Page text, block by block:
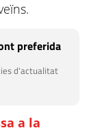
preferida
d'actualitat
a la